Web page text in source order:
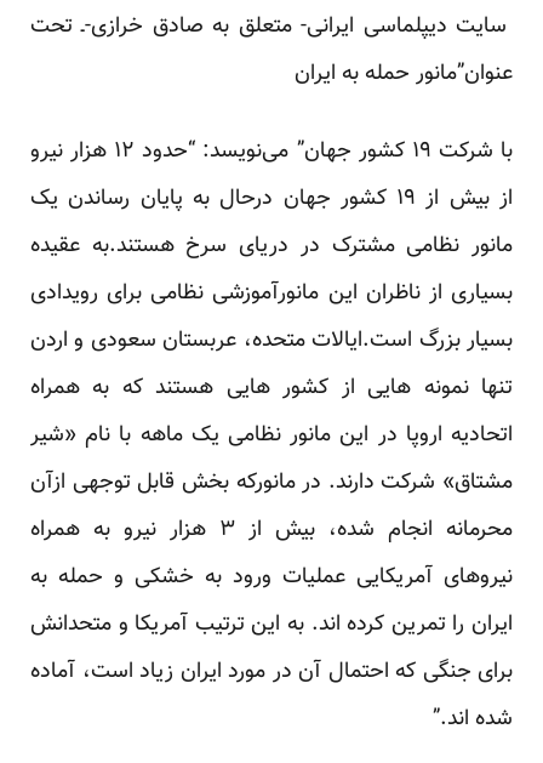
سایت دیپلماسی ایرانی- متعلق به صادق خرازی-ـ تحت
عنوان”مانور حمله به ایران
با شرکت ۱۹ کشور جهان” می‌نویسد: “حدود ۱۲ هزار نیرو
از بیش از ۱۹ کشور جهان درحال به پایان رساندن یک
مانور نظامی مشترک در دریای سرخ هستند.به عقیده
بسیاری از ناظران این مانورآموزشی نظامی برای رویدادی
بسیار بزرگ است.ایالات متحده، عربستان سعودی و اردن
تنها نمونه هایی از کشور هایی هستند که به همراه
اتحادیه اروپا در این مانور نظامی یک ماهه با نام «شیر
مشتاق» شرکت دارند. در مانورکه بخش قابل توجهی ازآن
محرمانه انجام شده، بیش از ۳ هزار نیرو به همراه
نیروهای آمریکایی عملیات ورود به خشکی و حمله به
ایران را تمرین کرده اند. به این ترتیب آمریکا و متحدانش
برای جنگی که احتمال آن در مورد ایران زیاد است، آماده
شده اند.”